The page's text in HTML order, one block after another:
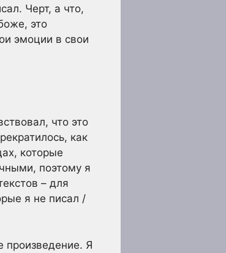
Черт, а что,
это
эмоции в свои
что это
как
которые
поэтому я
– для
я не писал /
произведение. Я